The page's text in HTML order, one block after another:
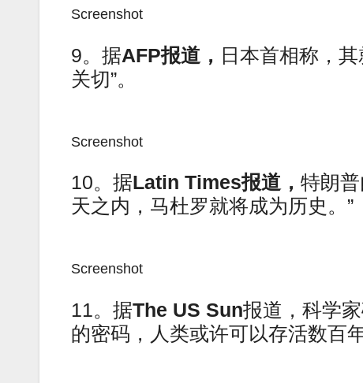
Screenshot
9。据AFP报道， 日本首相称，
关切”。
Screenshot
10。据Latin Times报道， 特朗
天之内，马杜罗就将成为历史。”
Screenshot
11。据The US Sun报道，科学
的密码，人类或许可以存活数百年